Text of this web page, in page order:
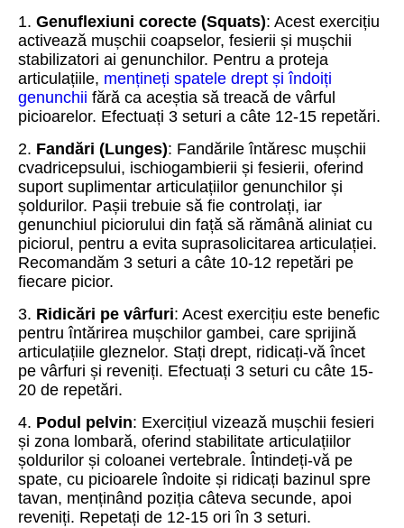
1. Genuflexiuni corecte (Squats): Acest exercițiu
activează mușchii coapselor, fesierii și mușchii
stabilizatori ai genunchilor. Pentru a proteja
articulațiile, mențineți spatele drept și îndoiți
genunchii fără ca aceștia să treacă de vârful
picioarelor. Efectuați 3 seturi a câte 12-15 repetări.
2. Fandări (Lunges): Fandările întăresc mușchii
cvadricepsului, ischiogambierii și fesierii, oferind
suport suplimentar articulațiilor genunchilor și
șoldurilor. Pașii trebuie să fie controlați, iar
genunchiul piciorului din față să rămână aliniat cu
piciorul, pentru a evita suprasolicitarea articulației.
Recomandăm 3 seturi a câte 10-12 repetări pe
fiecare picior.
3. Ridicări pe vârfuri: Acest exercițiu este benefic
pentru întărirea mușchilor gambei, care sprijină
articulațiile gleznelor. Stați drept, ridicați-vă încet
pe vârfuri și reveniți. Efectuați 3 seturi cu câte 15-
20 de repetări.
4. Podul pelvin: Exercițiul vizează mușchii fesieri
și zona lombară, oferind stabilitate articulațiilor
șoldurilor și coloanei vertebrale. Întindeți-vă pe
spate, cu picioarele îndoite și ridicați bazinul spre
tavan, menținând poziția câteva secunde, apoi
reveniți. Repetați de 12-15 ori în 3 seturi.